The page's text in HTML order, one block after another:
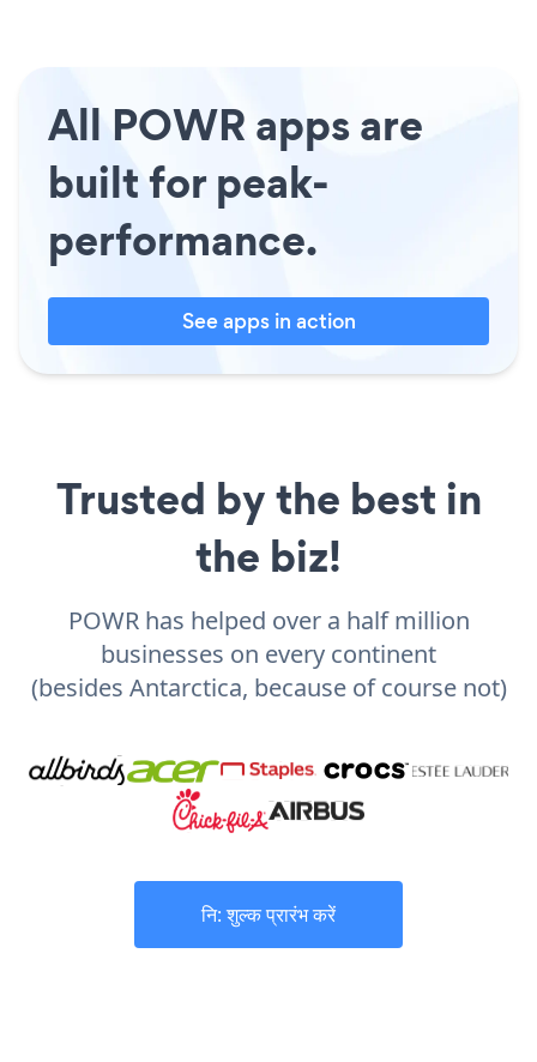
All POWR apps are
built for peak-
performance.
See apps in action
Trusted by the best in
the biz!
POWR has helped over a half million
businesses on every continent
(besides Antarctica, because of course not)
नि: शुल्क प्रारंभ करें